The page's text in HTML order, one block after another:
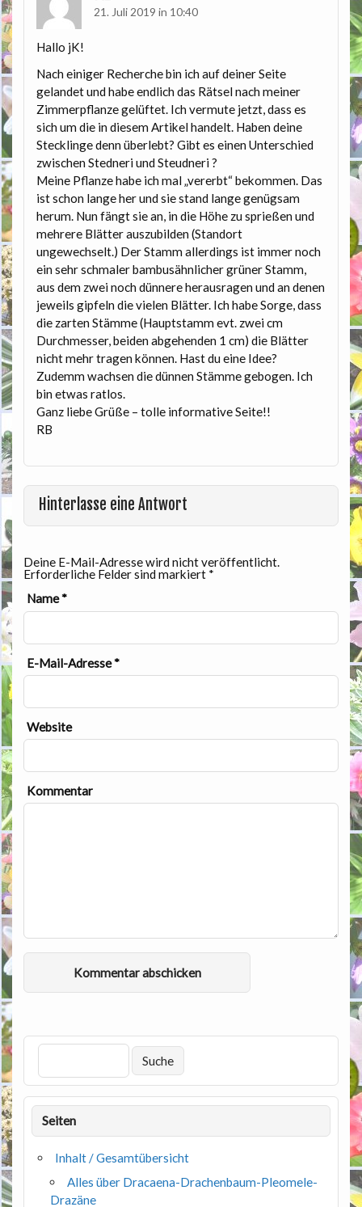
21. Juli 2019 in 10:40
Hallo jK!
Nach einiger Recherche bin ich auf deiner Seite
gelandet und habe endlich das Rätsel nach meiner
Zimmerpflanze gelüftet. Ich vermute jetzt, dass es
sich um die in diesem Artikel handelt. Haben deine
Stecklinge denn überlebt? Gibt es einen Unterschied
zwischen Stedneri und Steudneri ?
Meine Pflanze habe ich mal „vererbt“ bekommen. Das
ist schon lange her und sie stand lange genügsam
herum. Nun fängt sie an, in die Höhe zu sprießen und
mehrere Blätter auszubilden (Standort
ungewechselt.) Der Stamm allerdings ist immer noch
ein sehr schmaler bambusähnlicher grüner Stamm,
aus dem zwei noch dünnere herausragen und an denen
jeweils gipfeln die vielen Blätter. Ich habe Sorge, dass
die zarten Stämme (Hauptstamm evt. zwei cm
Durchmesser, beiden abgehenden 1 cm) die Blätter
nicht mehr tragen können. Hast du eine Idee?
Zudemm wachsen die dünnen Stämme gebogen. Ich
bin etwas ratlos.
Ganz liebe Grüße – tolle informative Seite!!
RB
Hinterlasse eine Antwort
Deine E-Mail-Adresse wird nicht veröffentlicht.
Erforderliche Felder sind markiert *
Name*
E-Mail-Adresse*
Website
Kommentar
Seiten
Inhalt / Gesamtübersicht
Alles über Dracaena-Drachenbaum-Pleomele-
Drazäne